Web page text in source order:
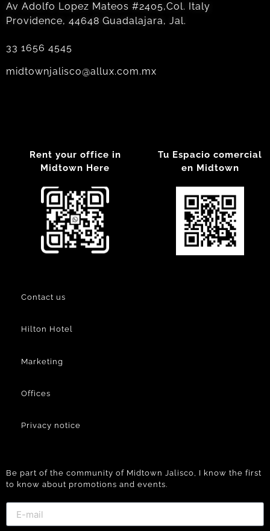
Av Adolfo Lopez Mateos #2405,Col. Italy
Providence, 44648 Guadalajara, Jal.
33 1656 4545
midtownjalisco@allux.com.mx
Rent your office in
Midtown Here
Tu Espacio comercial
en Midtown
Contact us
Hilton Hotel
Marketing
Offices
Privacy notice
Be part of the community of Midtown Jalisco, I know the first
to know about promotions and events.